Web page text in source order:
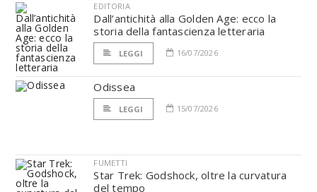
EDITORIA
Dall’antichità alla Golden Age: ecco la
storia della fantascienza letteraria
LEGGI 16/07/2026
Odissea
LEGGI 15/07/2026
FUMETTI
Star Trek: Godshock, oltre la curvatura
del tempo